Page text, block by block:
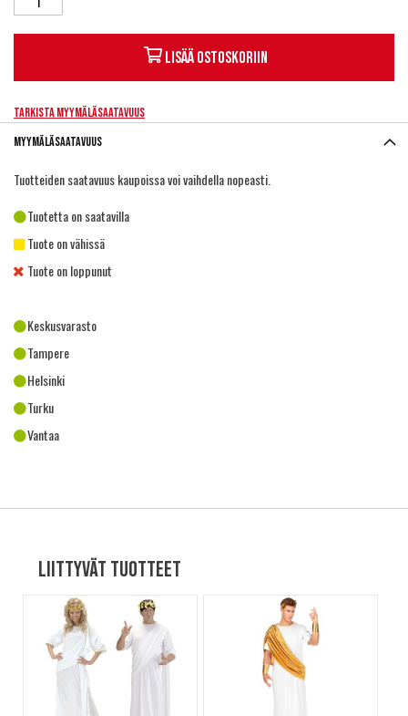
Lisää ostoskoriin
Tarkista myymäläsaatavuus
Myymäläsaatavuus
Tuotteiden saatavuus kaupoissa voi vaihdella nopeasti.
Tuotetta on saatavilla
Tuote on vähissä
Tuote on loppunut
Keskusvarasto
Tampere
Helsinki
Turku
Vantaa
Liittyvät tuotteet